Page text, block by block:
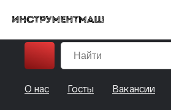
НПО
О нас Госты Вакансии